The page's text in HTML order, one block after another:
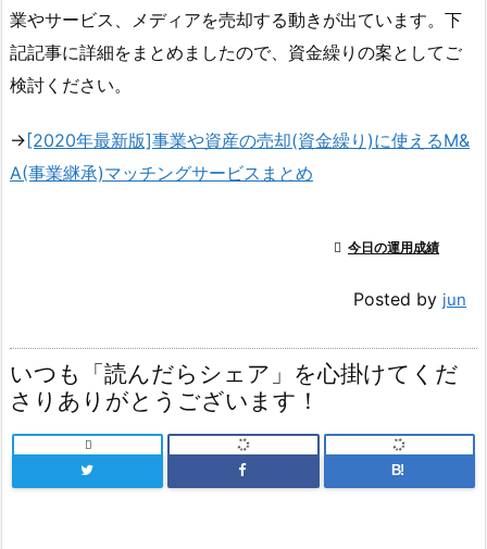
業やサービス、メディアを売却する動きが出ています。下
記記事に詳細をまとめましたので、資金繰りの案としてご
検討ください。
→[2020年最新版]事業や資産の売却(資金繰り)に使えるM&
A(事業継承)マッチングサービスまとめ
 今日の運用成績
Posted by jun
いつも「読んだらシェア」を心掛けてくだ
さりありがとうございます！

B!